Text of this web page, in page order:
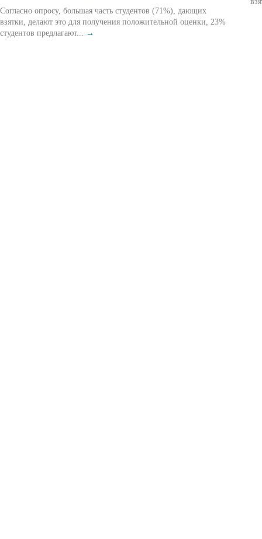
Согласно опросу, большая часть студентов (71%), дающих
взятки, делают это для получения положительной оценки, 23%
студентов предлагают... →